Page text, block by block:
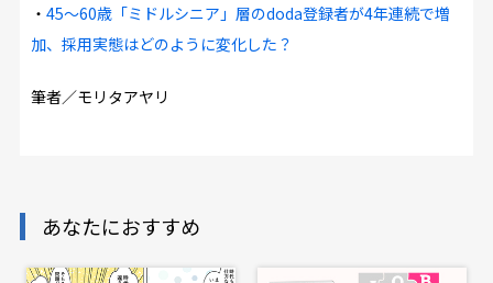
・ 45～60歳「ミドルシニア」層のdoda登録者が4年連続で増
加、採用実態はどのように変化した？
筆者／モリタアヤリ
あなたにおすすめ